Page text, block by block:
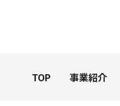
TOP 事業紹介